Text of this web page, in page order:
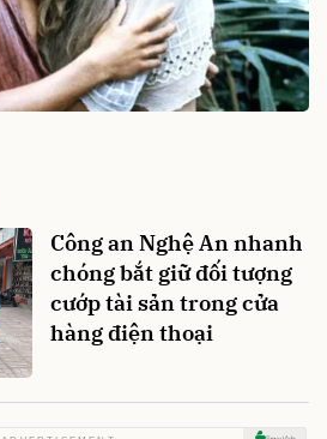
Công an Nghệ An nhanh
chóng bắt giữ đối tượng
cướp tài sản trong cửa
hàng điện thoại